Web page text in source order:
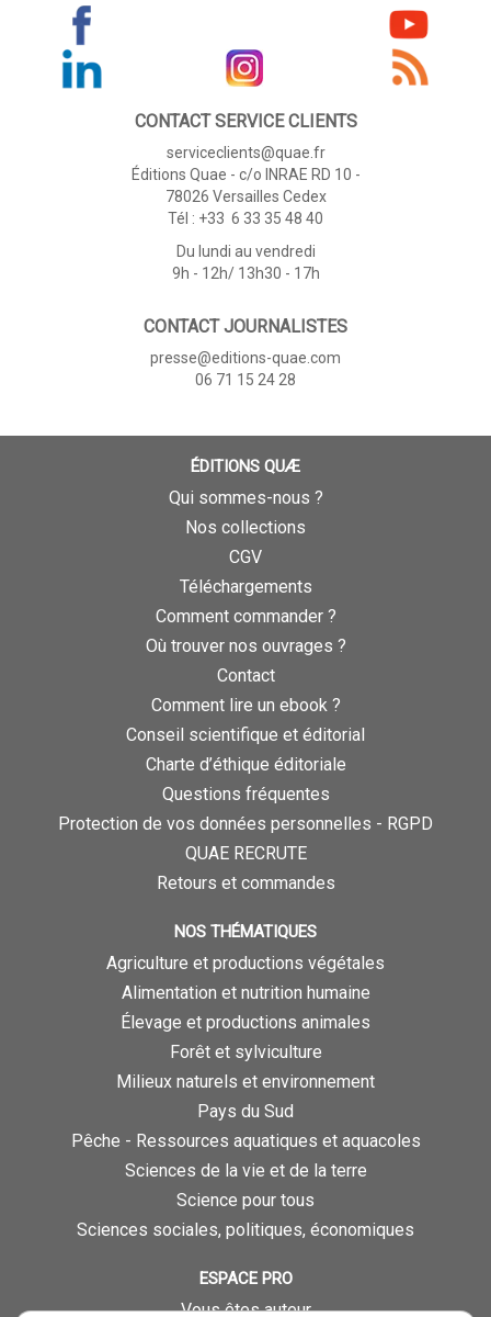
CONTACT SERVICE CLIENTS
serviceclients@quae.fr
Éditions Quae - c/o INRAE RD 10 -
78026 Versailles Cedex
Tél : +33 6 33 35 48 40
Du lundi au vendredi
9h - 12h/ 13h30 - 17h
CONTACT JOURNALISTES
presse@editions-quae.com
06 71 15 24 28
ÉDITIONS QUÆ
Qui sommes-nous ?
Nos collections
CGV
Téléchargements
Comment commander ?
Où trouver nos ouvrages ?
Contact
Comment lire un ebook ?
Conseil scientifique et éditorial
Charte d’éthique éditoriale
Questions fréquentes
Protection de vos données personnelles - RGPD
QUAE RECRUTE
Retours et commandes
NOS THÉMATIQUES
Agriculture et productions végétales
Alimentation et nutrition humaine
Élevage et productions animales
Forêt et sylviculture
Milieux naturels et environnement
Pays du Sud
Pêche - Ressources aquatiques et aquacoles
Sciences de la vie et de la terre
Science pour tous
Sciences sociales, politiques, économiques
ESPACE PRO
Vous êtes auteur